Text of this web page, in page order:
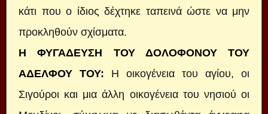
κάτι που ο ίδιος δέχτηκε ταπεινά ώστε να μην
προκληθούν σχίσματα.
Η ΦΥΓΑΔΕΥΣΗ ΤΟΥ ΔΟΛΟΦΟΝΟΥ ΤΟΥ
ΑΔΕΛΦΟΥ ΤΟΥ:
Η οικογένεια του αγίου, οι
Σιγούροι και μια άλλη οικογένεια του νησιού οι